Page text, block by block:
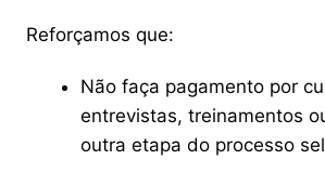
Reforçamos que:
Não faça pagamento por
entrevistas, treinamentos
outra etapa do processo